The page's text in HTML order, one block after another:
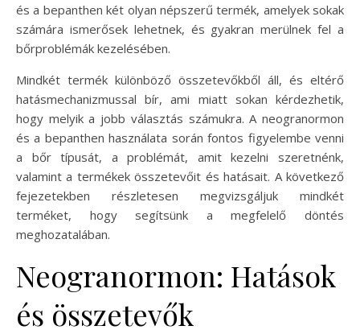
és a bepanthen két olyan népszerű termék, amelyek sokak
számára ismerősek lehetnek, és gyakran merülnek fel a
bőrproblémák kezelésében.
Mindkét termék különböző összetevőkből áll, és eltérő
hatásmechanizmussal bír, ami miatt sokan kérdezhetik,
hogy melyik a jobb választás számukra. A neogranormon
és a bepanthen használata során fontos figyelembe venni
a bőr típusát, a problémát, amit kezelni szeretnénk,
valamint a termékek összetevőit és hatásait. A következő
fejezetekben részletesen megvizsgáljuk mindkét
terméket, hogy segítsünk a megfelelő döntés
meghozatalában.
Neogranormon: Hatások
és összetevők